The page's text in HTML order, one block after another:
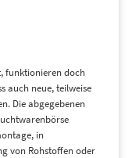
funktionieren doch
auch neue, teilweise
Die abgegebenen
in
von Rohstoffen oder